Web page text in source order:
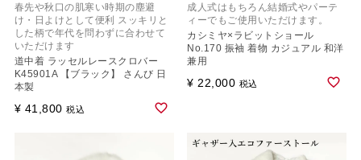
春先や秋口の肌寒い時期の塵避
け・日よけとして便利 スッキリと
した柄で年代を問わずに合わせて
いただけます
道中着 ラッセルレースクロバー
K45901A 【ブラック】 さんび 日
本製
¥ 41,800 税込
成人式はもちろん結婚式やパーテ
ィーでもご使用いただけます。
カシミヤ×ラビットショール
No.170 振袖 着物 カジュアル 和洋
兼用
¥ 22,000 税込